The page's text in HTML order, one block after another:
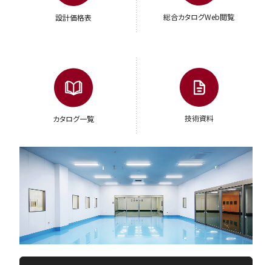
設計価格表 総合カタログWeb閲覧
カタログ一覧 技術資料